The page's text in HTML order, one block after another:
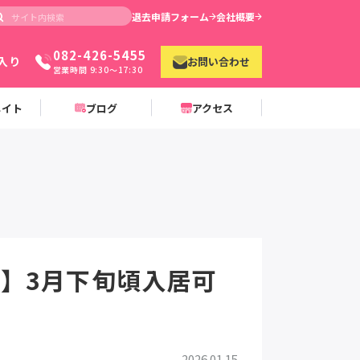
退去申請フォーム 会社概要
り 082-426-5455
営業時間 9:30〜17:30
お問い合わせ
ト ブログ アクセス
3月下旬頃入居可